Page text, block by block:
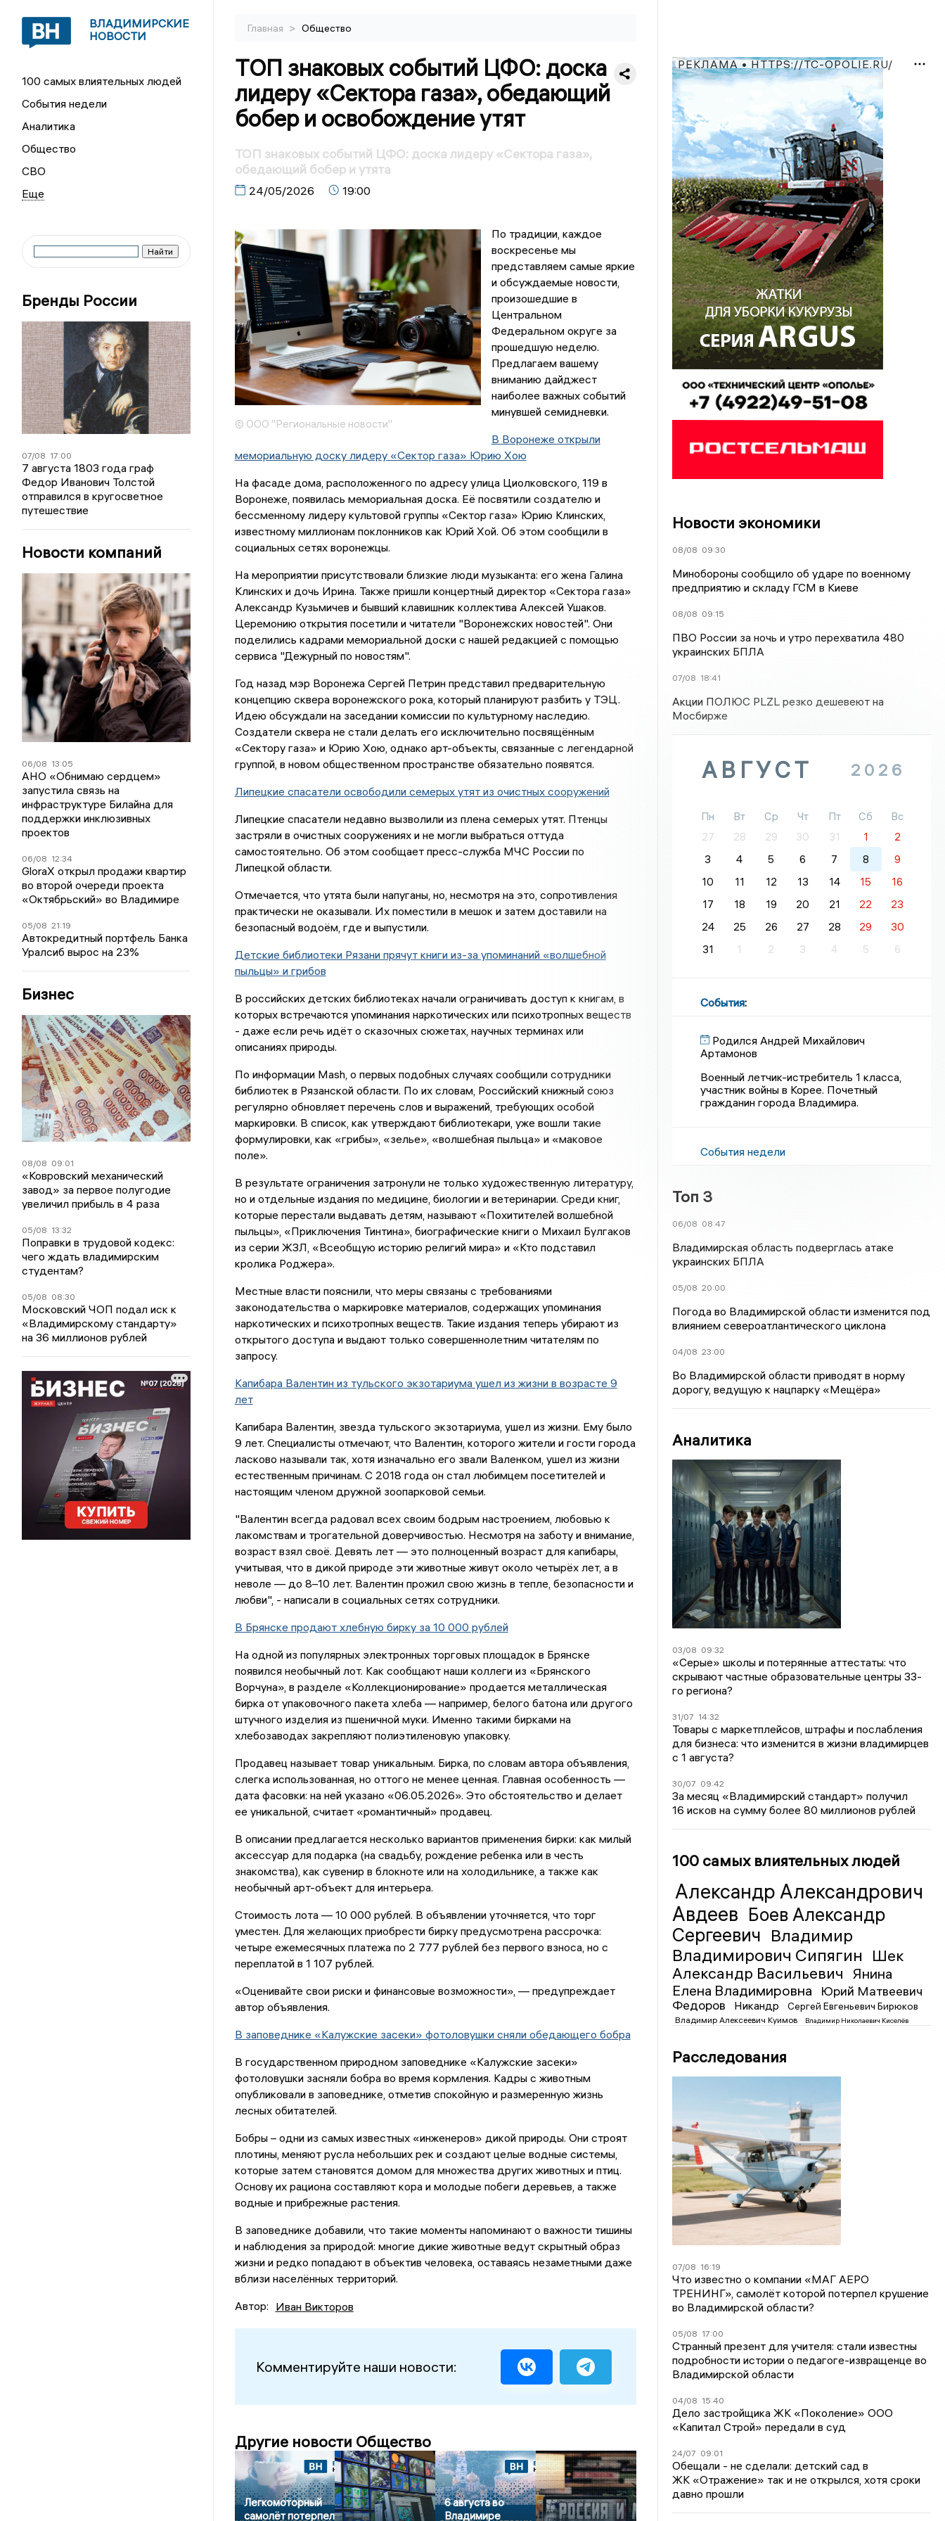
ВЛАДИМИРСКИЕ
НОВОСТИ
100 самых влиятельных людей
События недели
Аналитика
Общество
СВО
Бренды России
07/08 17:00
7 августа 1803 года граф
Федор Иванович Толстой
отправился в кругосветное
путешествие
Новости компаний
06/08 13:05
АНО «Обнимаю сердцем»
запустила связь на
инфраструктуре Билайна для
поддержки инклюзивных
проектов
06/08 12:34
GloraX открыл продажи квартир
во второй очереди проекта
«Октябрьский» во Владимире
05/08 21:19
Автокредитный портфель Банка
Уралсиб вырос на 23%
Бизнес
08/08 09:01
«Ковровский механический
завод» за первое полугодие
увеличил прибыль в 4 раза
05/08 13:32
Поправки в трудовой кодекс:
чего ждать владимирским
студентам?
05/08 08:30
Московский ЧОП подал иск к
«Владимирскому стандарту»
на 36 миллионов рублей
Главная > Общество
ТОП знаковых событий ЦФО: доска
лидеру «Сектора газа», обедающий
бобер и освобождение утят
ТОП знаковых событий ЦФО: доска лидеру «Сектора газа»,
обедающий бобер и утята
24/05/2026 19:00
© ООО "Региональные новости"
По традиции, каждое
воскресенье мы
представляем самые яркие
и обсуждаемые новости,
произошедшие в
Центральном
Федеральном округе за
прошедшую неделю.
Предлагаем вашему
вниманию дайджест
наиболее важных событий
минувшей семидневки.
B Воронеже открыли
мемориальную доску лидеру «Сектор газа» Юрию Хою
На фасаде дома, расположенного по адресу улица Циолковского, 119 в
Воронеже, появилась мемориальная доска. Её посвятили создателю и
бессменному лидеру культовой группы «Сектор газа» Юрию Клинских,
известному миллионам поклонников как Юрий Хой. Об этом сообщили в
социальных сетях воронежцы.
На мероприятии присутствовали близкие люди музыканта: его жена Галина
Клинских и дочь Ирина. Также пришли концертный директор «Сектора газа»
Александр Кузьмичев и бывший клавишник коллектива Алексей Ушаков.
Церемонию открытия посетили и читатели "Воронежских новостей". Они
поделились кадрами мемориальной доски с нашей редакцией с помощью
сервиса "Дежурный по новостям".
Год назад мэр Воронежа Сергей Петрин представил предварительную
концепцию сквера воронежского рока, который планируют разбить у ТЭЦ.
Идею обсуждали на заседании комиссии по культурному наследию.
Создатели сквера не стали делать его исключительно посвящённым
«Сектору газа» и Юрию Хою, однако арт-объекты, связанные с легендарной
группой, в новом общественном пространстве обязательно появятся.
Липецкие спасатели освободили семерых утят из очистных сооружений
Липецкие спасатели недавно вызволили из плена семерых утят. Птенцы
застряли в очистных сооружениях и не могли выбраться оттуда
самостоятельно. Об этом сообщает пресс-служба МЧС России по
Липецкой области.
Отмечается, что утята были напуганы, но, несмотря на это, сопротивления
практически не оказывали. Их поместили в мешок и затем доставили на
безопасный водоём, где и выпустили.
Детские библиотеки Рязани прячут книги из-за упоминаний «волшебной
пыльцы» и грибов
В российских детских библиотеках начали ограничивать доступ к книгам, в
которых встречаются упоминания наркотических или психотропных веществ
- даже если речь идёт о сказочных сюжетах, научных терминах или
описаниях природы.
По информации Mash, о первых подобных случаях сообщили сотрудники
библиотек в Рязанской области. По их словам, Российский книжный союз
регулярно обновляет перечень слов и выражений, требующих особой
маркировки. В список, как утверждают библиотекари, уже вошли такие
формулировки, как «грибы», «зелье», «волшебная пыльца» и «маковое
поле».
В результате ограничения затронули не только художественную литературу,
но и отдельные издания по медицине, биологии и ветеринарии. Среди книг,
которые перестали выдавать детям, называют «Похитителей волшебной
пыльцы», «Приключения Тинтина», биографические книги о Михаил Булгаков
из серии ЖЗЛ, «Всеобщую историю религий мира» и «Кто подставил
кролика Роджера».
Местные власти пояснили, что меры связаны с требованиями
законодательства о маркировке материалов, содержащих упоминания
наркотических и психотропных веществ. Такие издания теперь убирают из
открытого доступа и выдают только совершеннолетним читателям по
запросу.
Капибара Валентин из тульского экзотариума ушел из жизни в возрасте 9
лет
Капибара Валентин, звезда тульского экзотариума, ушел из жизни. Ему было
9 лет. Специалисты отмечают, что Валентин, которого жители и гости города
ласково называли так, хотя изначально его звали Валенком, ушел из жизни
естественным причинам. С 2018 года он стал любимцем посетителей и
настоящим членом дружной зоопарковой семьи.
"Валентин всегда радовал всех своим бодрым настроением, любовью к
лакомствам и трогательной доверчивостью. Несмотря на заботу и внимание,
возраст взял своё. Девять лет — это полноценный возраст для капибары,
учитывая, что в дикой природе эти животные живут около четырёх лет, а в
неволе — до 8–10 лет. Валентин прожил свою жизнь в тепле, безопасности и
любви", - написали в социальных сетях сотрудники.
В Брянске продают хлебную бирку за 10 000 рублей
На одной из популярных электронных торговых площадок в Брянске
появился необычный лот. Как сообщают наши коллеги из «Брянского
Ворчуна», в разделе «Коллекционирование» продается металлическая
бирка от упаковочного пакета хлеба — например, белого батона или другого
штучного изделия из пшеничной муки. Именно такими бирками на
хлебозаводах закрепляют полиэтиленовую упаковку.
Продавец называет товар уникальным. Бирка, по словам автора объявления,
слегка использованная, но оттого не менее ценная. Главная особенность —
дата фасовки: на ней указано «06.05.2026». Это обстоятельство и делает
ее уникальной, считает «романтичный» продавец.
В описании предлагается несколько вариантов применения бирки: как милый
аксессуар для подарка (на свадьбу, рождение ребенка или в честь
знакомства), как сувенир в блокноте или на холодильнике, а также как
необычный арт-объект для интерьера.
Стоимость лота — 10 000 рублей. В объявлении уточняется, что торг
уместен. Для желающих приобрести бирку предусмотрена рассрочка:
четыре ежемесячных платежа по 2 777 рублей без первого взноса, но с
переплатой в 1 107 рублей.
«Оценивайте свои риски и финансовые возможности», — предупреждает
автор объявления.
В заповеднике «Калужские засеки» фотоловушки сняли обедающего бобра
В государственном природном заповеднике «Калужские засеки»
фотоловушки засняли бобра во время кормления. Кадры с животным
опубликовали в заповеднике, отметив спокойную и размеренную жизнь
лесных обитателей.
Бобры – одни из самых известных «инженеров» дикой природы. Они строят
плотины, меняют русла небольших рек и создают целые водные системы,
которые затем становятся домом для множества других животных и птиц.
Основу их рациона составляют кора и молодые побеги деревьев, а также
водные и прибрежные растения.
В заповеднике добавили, что такие моменты напоминают о важности тишины
и наблюдения за природой: многие дикие животные ведут скрытный образ
жизни и редко попадают в объектив человека, оставаясь незаметными даже
вблизи населённых территорий.
Автор: Иван Викторов
Комментируйте наши новости:
Другие новости Общество
Легкомоторный
самолёт потерпел
6 августа во
Владимире
РЕКЛАМА • HTTPS://TC-OPOLIE.RU/
Новости экономики
08/08 09:30
Минобороны сообщило об ударе по военному
предприятию и складу ГСМ в Киеве
08/08 09:15
ПВО России за ночь и утро перехватила 480
украинских БПЛА
07/08 18:41
Акции ПОЛЮС PLZL резко дешевеют на
Мосбирже
АВГУСТ 2026
Пн Вт Ср Чт Пт Сб
Вс
27
28 29 30 31 1
2
3
4 5 6 7 8
9
10
11 12 13 14 15
16
17
18 19 20 21 22
23
24
25 26 27 28 29
30
31
1 2 3 4 5 6
События:
Родился Андрей Михайлович
Артамонов
Военный летчик-истребитель 1 класса,
участник войны в Корее. Почетный
гражданин города Владимира.
События недели
Топ 3
06/08 08:47
Владимирская область подверглась атаке
украинских БПЛА
05/08 20:00
Погода во Владимирской области изменится под
влиянием североатлантического циклона
04/08 23:00
Во Владимирской области приводят в норму
дорогу, ведущую к нацпарку «Мещёра»
Аналитика
03/08 09:32
«Серые» школы и потерянные аттестаты: что
скрывают частные образовательные центры 33-
го региона?
31/07 14:32
Товары с маркетплейсов, штрафы и послабления
для бизнеса: что изменится в жизни владимирцев
с 1 августа?
30/07 09:42
За месяц «Владимирский стандарт» получил
16 исков на сумму более 80 миллионов рублей
100 самых влиятельных людей
Александр Александрович
Авдеев Боев Александр
Сергеевич Владимир
Владимирович Сипягин Шек
Александр Васильевич
Янина
Елена Владимировна
Юрий Матвеевич
Федоров
Никандр Сергей Евгеньевич Бирюков
Владимир Алексеевич Куимов Владимир Николаевич Киселёв
Расследования
07/08 16:19
Что известно о компании «МАГ АЕРО
ТРЕНИНГ», самолёт которой потерпел крушение
во Владимирской области?
05/08 17:00
Странный презент для учителя: стали известны
подробности истории о педагоге-извращенце во
Владимирской области
04/08 15:40
Дело застройщика ЖК «Поколение» ООО
«Капитал Строй» передали в суд
24/07 09:01
Обещали - не сделали: детский сад в
ЖК «Отражение» так и не открылся, хотя сроки
давно прошли